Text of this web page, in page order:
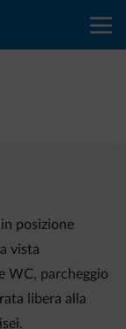
posizione
vista
WC, parcheggio
libera alla